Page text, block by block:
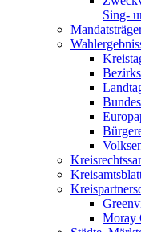
Sing-
Moray